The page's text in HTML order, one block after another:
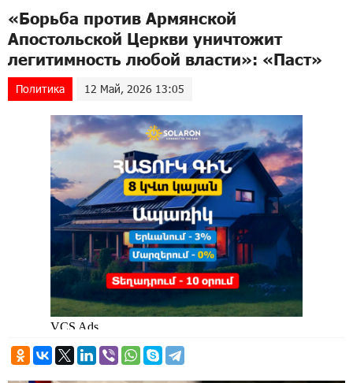
«Борьба против Армянской
Апостольской Церкви уничтожит
легитимность любой власти»: «Паст»
Политика 12 Май, 2026 13:05